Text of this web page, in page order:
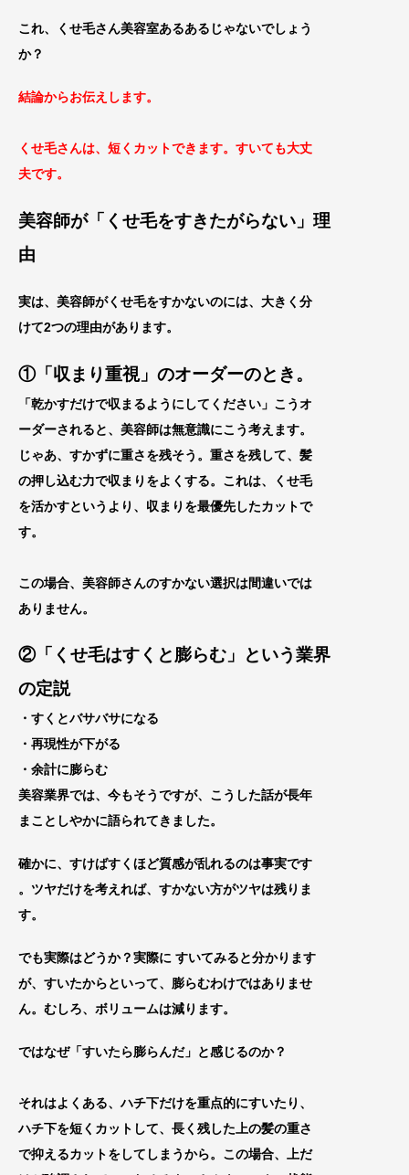
これ、くせ毛さん美容室あるあるじゃないでしょう
か？
結論からお伝えします。
くせ毛さんは、短くカットできます。 すいても大丈
夫です。
美容師が「くせ毛をすきたがらない」理
由
実は、美容師がくせ毛をすかないのには、 大きく分
けて2つの理由があります。
①「収まり重視」のオーダーのとき。
「乾かすだけで収まるようにしてください」 こうオ
ーダーされると、 美容師は無意識にこう考えます。
じゃあ、すかずに重さを残そう。重さを残して、髪
の押し込む力で収まりをよくする。これは、くせ毛
を活かすというより、収まりを最優先したカットで
す。
この場合、美容師さんのすかない選択は間違いでは
ありません。
②「くせ毛はすくと膨らむ」という業界
の定説
・すくとバサバサになる
・再現性が下がる
・余計に膨らむ
美容業界では、今もそうですが、こうした話が長年
まことしやかに語られてきました。
確かに、すけばすくほど質感が乱れるのは事実です
。 ツヤだけを考えれば、すかない方がツヤは残りま
す。
でも実際はどうか？実際に すいてみると分かります
が、すいたからといって、膨らむわけではありませ
ん。むしろ、ボリュームは減ります。
ではなぜ「すいたら膨らんだ」と感じるのか？
それはよくある、ハチ下だけを重点的にすいたり、
ハチ下を短くカットして、長く残した上の髪の重さ
で抑えるカッ トをしてしまうから。この場合、上だ